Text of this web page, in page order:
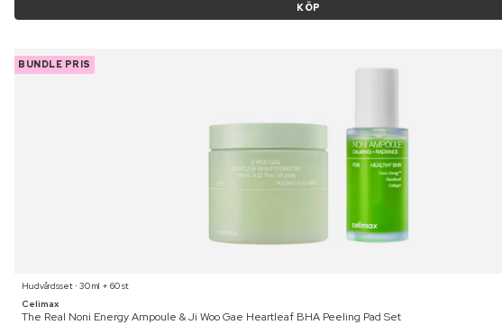
KÖP
BUNDLE PRIS
Hudvårdsset ⋅ 30 ml + 60 st
Celimax
The Real Noni Energy Ampoule & Ji Woo Gae Heartleaf BHA Peeling Pad Set